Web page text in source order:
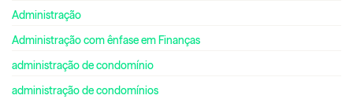
Administração
Administração com ênfase em Finanças
administração de condomínio
administração de condomínios